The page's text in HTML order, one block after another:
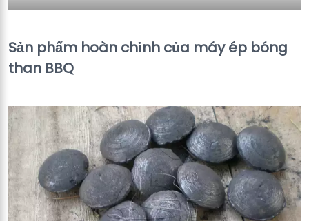
Sản phẩm hoàn chỉnh của máy ép bóng
than BBQ